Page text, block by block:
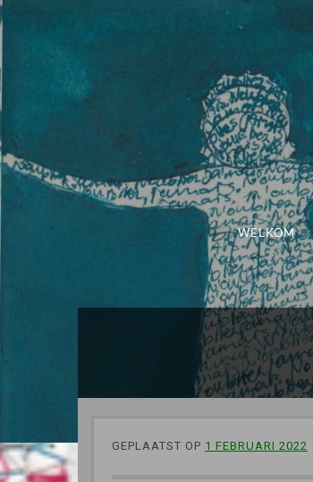
WELKOM
GEPLAATST OP 1 FEBRUARI 2022